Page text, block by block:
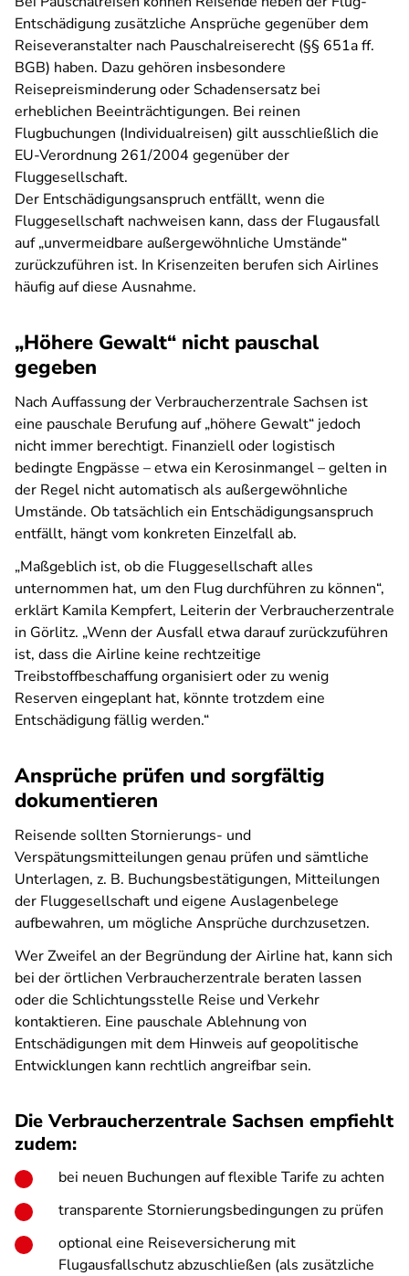
Entschädigung zusätzliche Ansprüche gegenüber dem
Reiseveranstalter nach Pauschalreiserecht (§§ 651a ff.
BGB) haben. Dazu gehören insbesondere
Reisepreisminderung oder Schadensersatz bei
erheblichen Beeinträchtigungen. Bei reinen
Flugbuchungen (Individualreisen) gilt ausschließlich die
EU-Verordnung 261/2004 gegenüber der
Fluggesellschaft.
Der Entschädigungsanspruch entfällt, wenn die
Fluggesellschaft nachweisen kann, dass der Flugausfall
auf „unvermeidbare außergewöhnliche Umstände“
zurückzuführen ist. In Krisenzeiten berufen sich Airlines
häufig auf diese Ausnahme.
„Höhere Gewalt“ nicht pauschal
gegeben
Nach Auffassung der Verbraucherzentrale Sachsen ist
eine pauschale Berufung auf „höhere Gewalt“ jedoch
nicht immer berechtigt. Finanziell oder logistisch
bedingte Engpässe – etwa ein Kerosinmangel – gelten in
der Regel nicht automatisch als außergewöhnliche
Umstände. Ob tatsächlich ein Entschädigungsanspruch
entfällt, hängt vom konkreten Einzelfall ab.
„Maßgeblich ist, ob die Fluggesellschaft alles
unternommen hat, um den Flug durchführen zu können“,
erklärt Kamila Kempfert, Leiterin der Verbraucherzentrale
in Görlitz. „Wenn der Ausfall etwa darauf zurückzuführen
ist, dass die Airline keine rechtzeitige
Treibstoffbeschaffung organisiert oder zu wenig
Reserven eingeplant hat, könnte trotzdem eine
Entschädigung fällig werden.“
Ansprüche prüfen und sorgfältig
dokumentieren
Reisende sollten Stornierungs- und
Verspätungsmitteilungen genau prüfen und sämtliche
Unterlagen, z. B. Buchungsbestätigungen, Mitteilungen
der Fluggesellschaft und eigene Auslagenbelege
aufbewahren, um mögliche Ansprüche durchzusetzen.
Wer Zweifel an der Begründung der Airline hat, kann sich
bei der örtlichen Verbraucherzentrale beraten lassen
oder die Schlichtungsstelle Reise und Verkehr
kontaktieren. Eine pauschale Ablehnung von
Entschädigungen mit dem Hinweis auf geopolitische
Entwicklungen kann rechtlich angreifbar sein.
Die Verbraucherzentrale Sachsen empfiehlt
zudem:
bei neuen Buchungen auf flexible Tarife zu achten
transparente Stornierungsbedingungen zu prüfen
optional eine Reiseversicherung mit
Flugausfallschutz abzuschließen (als zusätzliche